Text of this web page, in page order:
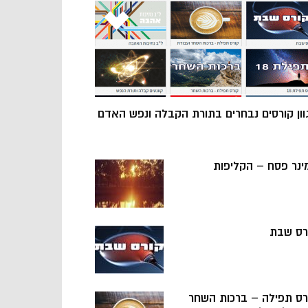
קורסים נבחרים בתורת הקבלה ונפש האדם
פסח – הקליפות
שבת
תפילה – ברכות השחר